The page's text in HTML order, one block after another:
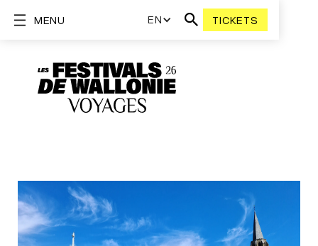
EN TICKETS
MENU